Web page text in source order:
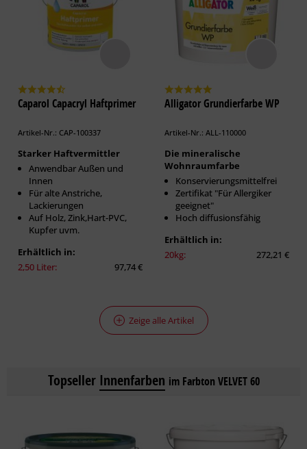
Caparol Capacryl Haftprimer
Artikel-Nr.: CAP-100337
Starker Haftvermittler
Anwendbar Außen und
Innen
Für alte Anstriche,
Lackierungen
Auf Holz, Zink,Hart-PVC,
Kupfer uvm.
Erhältlich in:
2,50 Liter:
97,74 €
Alligator Grundierfarbe WP
Artikel-Nr.: ALL-110000
Die mineralische
Wohnraumfarbe
Konservierungsmittelfrei
Zertifikat "Für Allergiker
geeignet"
Hoch diffusionsfähig
Erhältlich in:
20kg:
272,21 €
Zeige alle Artikel
Topseller Innenfarben im Farbton VELVET 60